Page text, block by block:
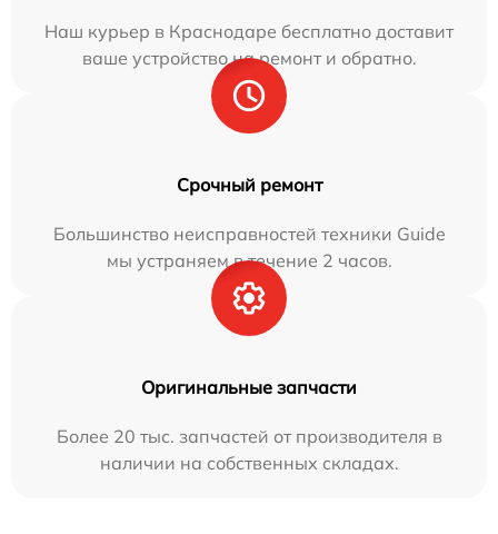
Наш курьер в Краснодаре бесплатно доставит
ваше устройство на ремонт и обратно.
Срочный ремонт
Большинство неисправностей техники Guide
мы устраняем в течение 2 часов.
Оригинальные запчасти
Более 20 тыс. запчастей от производителя в
наличии на собственных складах.